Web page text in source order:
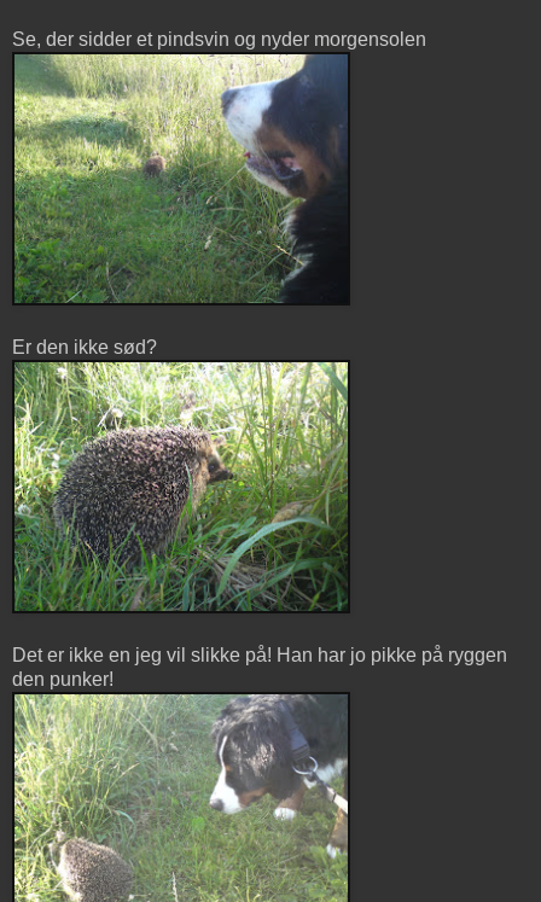
Se, der sidder et pindsvin og nyder morgensolen
Er den ikke sød?
Det er ikke en jeg vil slikke på! Han har jo pikke på ryggen
den punker!